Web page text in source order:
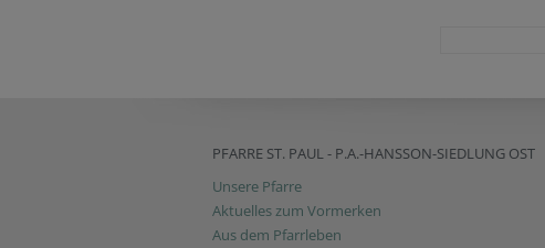
PFARRE ST. PAUL - P.A.-HANSSON-SIEDLUNG OST
Unsere Pfarre
Aktuelles zum Vormerken
Aus dem Pfarrleben